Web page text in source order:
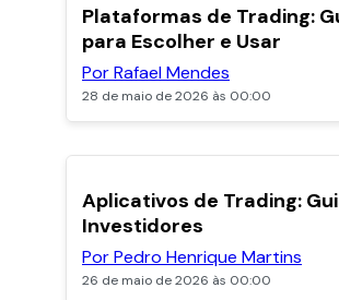
Plataformas de Trading:
para Escolher e Usar
Por Rafael Mendes
28 de maio de 2026 às 00:00
Aplicativos de Trading:
Investidores
Por Pedro Henrique Martins
26 de maio de 2026 às 00:00